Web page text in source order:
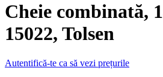
Cheie combinată,
15022, Tolsen
Autentifică-te ca să vezi prețurile